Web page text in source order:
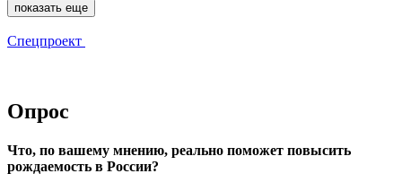
показать еще
Спецпроект
Опрос
Что, по вашему мнению, реально поможет повысить
рождаемость в России?